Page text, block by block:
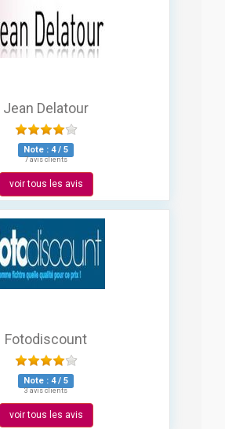
Jean Delatour
Note : 4/ 5
7 avis clients
voir tous les avis
Fotodiscount
Note : 4/ 5
3 avis clients
voir tous les avis